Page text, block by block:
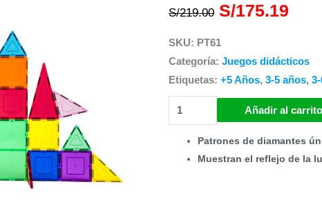
S/219.00 El
precio
original
era:
S/219.00.
S/175.19
es:
S/
SKU: PT61
Categoría: Juegos didácticos
Etiquetas: +5 Años, 3-5 años,
Juego
de
Bloques
Añadir al carrito
Patrones de diamantes
Muestran el reflejo de la